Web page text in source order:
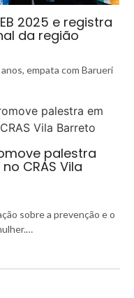
2025 e registra
da região
empata com Barueri
palestra
CRAS Vila
sobre a prevenção e o